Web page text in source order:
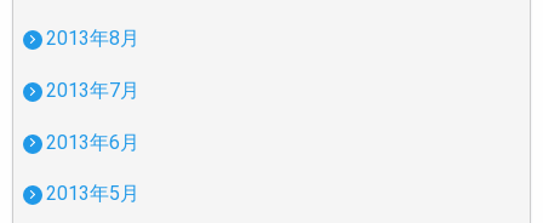
2013年8月
2013年7月
2013年6月
2013年5月